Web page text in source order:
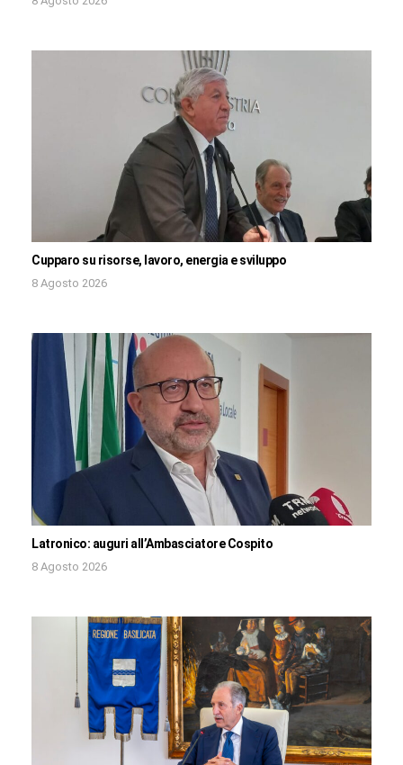
Cupparo su risorse, lavoro, energia e sviluppo
8 Agosto 2026
Latronico: auguri all’Ambasciatore Cospito
8 Agosto 2026